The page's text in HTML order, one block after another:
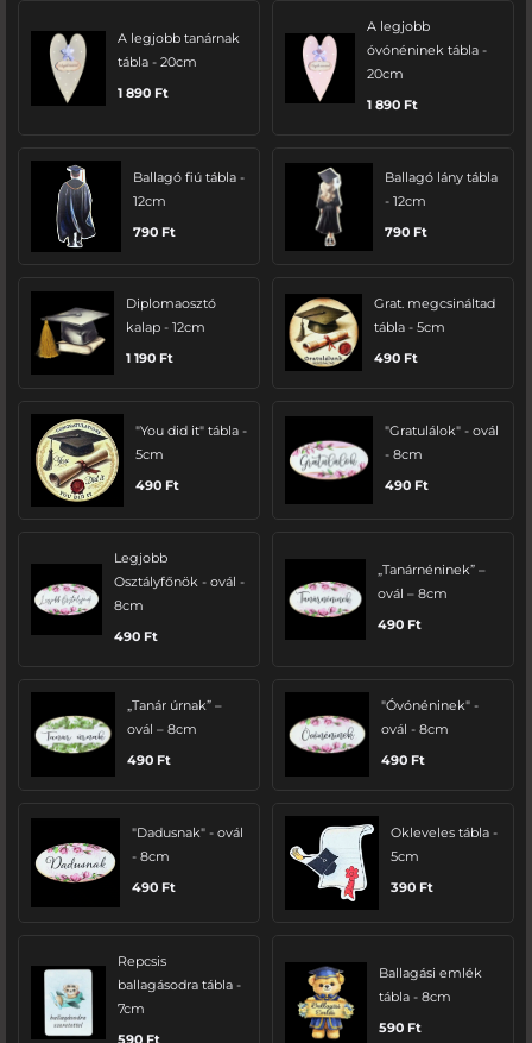
A legjobb tanárnak
tábla - 20cm
1 890 Ft
A legjobb
óvónéninek tábla -
20cm
1 890 Ft
Ballagó fiú tábla -
12cm
790 Ft
Ballagó lány tábla
- 12cm
790 Ft
Diplomaosztó
kalap - 12cm
1 190 Ft
Grat. megcsináltad
tábla - 5cm
490 Ft
"You did it" tábla -
5cm
490 Ft
"Gratulálok" - ovál
- 8cm
490 Ft
Legjobb
Osztályfőnök - ovál -
8cm
490 Ft
„Tanárnéninek” –
ovál – 8cm
490 Ft
„Tanár úrnak” –
ovál – 8cm
490 Ft
"Óvónéninek" -
ovál - 8cm
490 Ft
"Dadusnak" - ovál
- 8cm
490 Ft
Okleveles tábla -
5cm
390 Ft
Repcsis
ballagásodra tábla -
7cm
590 Ft
Ballagási emlék
tábla - 8cm
590 Ft